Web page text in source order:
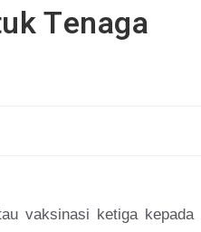
Tenaga
vaksinasi ketiga kepada